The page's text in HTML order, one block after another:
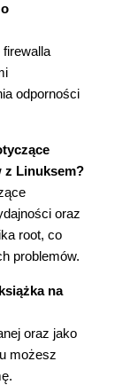
(113)
(123)
(129)
(132)
wybranych
stron
strony
firewalla
odporności
z Linuksem?
oraz
root, co
problemów.
na
oraz jako
możesz